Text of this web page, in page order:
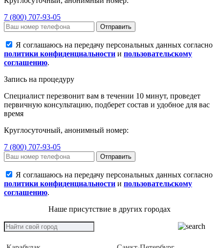
7 (800) 707-93-05
Отправить
Я соглашаюсь на передачу персональных данных согласно
политики конфиденциальности и пользовательскому
соглашению.
Запись на процедуру
Специалист перезвонит вам в течении 10 минут, проведет
первичную консультацию, подберет состав и удобное для вас
время
Круглосуточный, анонимный номер:
7 (800) 707-93-05
Отправить
Я соглашаюсь на передачу персональных данных согласно
политики конфиденциальности и пользовательскому
соглашению.
Наше присутствие в других городах